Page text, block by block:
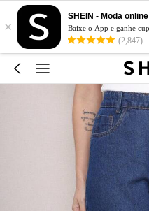
×
SHEIN - Moda online
Baixe o App e ganhe
(2,847)